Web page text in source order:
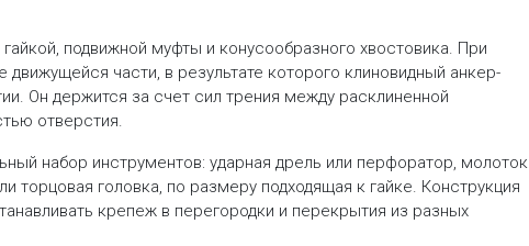
подвижной муфты и конусообразного хвостовика. При
движущейся части, в результате которого клиновидный анкер-
Он держится за счет сил трения между расклиненной
отверстия.
набор инструментов: ударная дрель или перфоратор, молоток
торцовая головка, по размеру подходящая к гайке. Конструкция
крепеж в перегородки и перекрытия из разных